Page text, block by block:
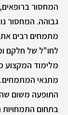
המחסור
גבוהה. המחסור
מתמחים רבים
לחו"ל של חלקם
מלימוד המקצוע
מתנאי
התופעה משום
בתחום התמחויות